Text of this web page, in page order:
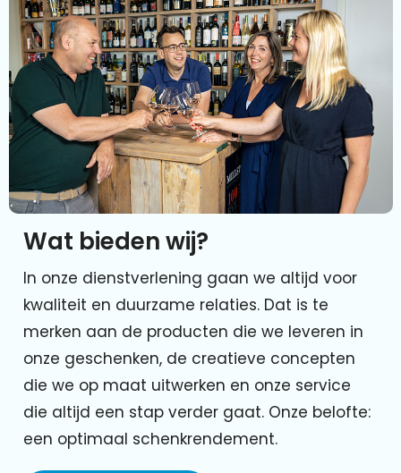
Wat bieden wij?
In onze dienstverlening gaan we altijd voor
kwaliteit en duurzame relaties. Dat is te
merken aan de producten die we leveren in
onze geschenken, de creatieve concepten
die we op maat uitwerken en onze service
die altijd een stap verder gaat. Onze belofte:
een optimaal schenkrendement.